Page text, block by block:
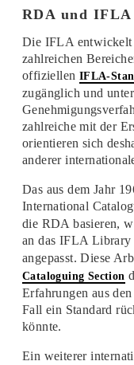
RDA und IFLA
Die IFLA entwickelt
zahlreichen
offiziellen IFLA-
zugänglich und
zahlreiche mit der
orientieren sich
anderer
Das aus dem Jahr
International
die RDA basieren,
an das IFLA Library
angepasst. Diese
Cataloguing Section
Erfahrungen aus
Fall ein Standard
könnte.
Ein weiterer